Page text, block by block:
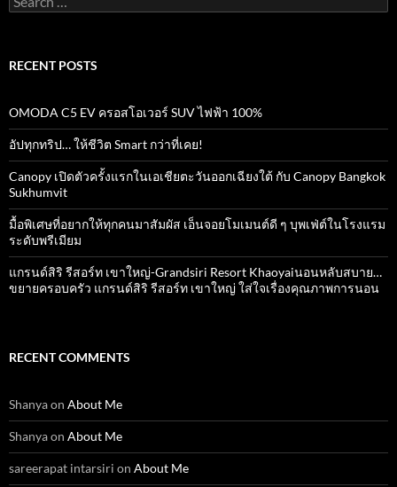
for:
RECENT POSTS
OMODA C5 EV ครอสโอเวอร์ SUV ไฟฟ้า 100%
อัปทุกทริป… ให้ชีวิต Smart กว่าที่เคย!
Canopy เปิดตัวครั้งแรกในเอเชียตะวันออกเฉียงใต้ กับ Canopy Bangkok
Sukhumvit
มื้อพิเศษที่อยากให้ทุกคนมาสัมผัส เอ็นจอยโมเมนต์ดี ๆ บุพเฟ่ต์ในโรงแรม
ระดับพรีเมียม
แกรนด์สิริ​ รีสอร์ท​ เขาใหญ่​-Grandsiri​ Resort​ Khaoyaiนอนหลับสบาย…
ขยายครอบครัว แกรนด์สิริ รีสอร์ท เขาใหญ่ ใส่ใจเรื่องคุณภาพการนอน
RECENT COMMENTS
Shanyaon About Me
Shanyaon About Me
sareerapat intarsiri on About Me